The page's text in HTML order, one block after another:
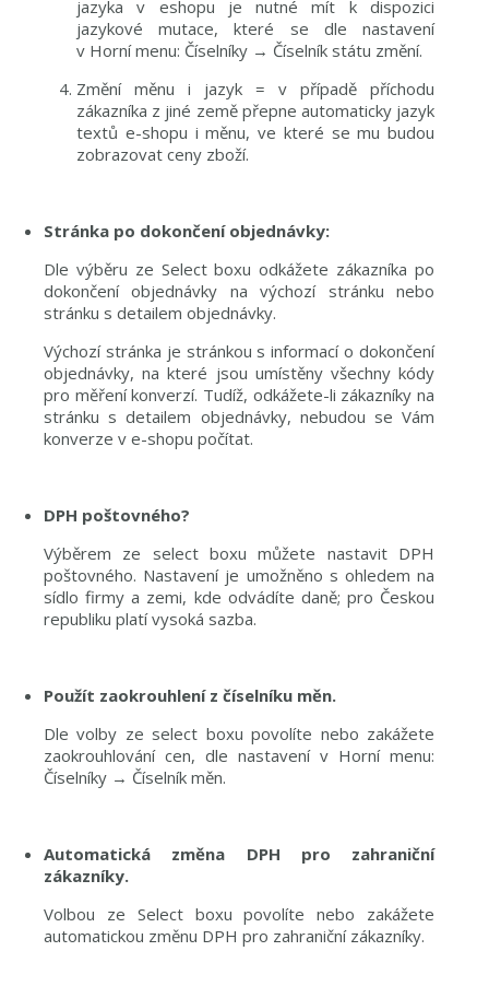
jazyka v eshopu je nutné mít k dispozici
jazykové mutace, které se dle nastavení
v Horní menu: Číselníky → Číselník státu změní.
Změní měnu i jazyk = v případě příchodu
zákazníka z jiné země přepne automaticky jazyk
textů e-shopu i měnu, ve které se mu budou
zobrazovat ceny zboží.
Stránka po dokončení objednávky:
Dle výběru ze Select boxu odkážete zákazníka po
dokončení objednávky na výchozí stránku nebo
stránku s detailem objednávky.
Výchozí stránka je stránkou s informací o dokončení
objednávky, na které jsou umístěny všechny kódy
pro měření konverzí. Tudíž, odkážete-li zákazníky na
stránku s detailem objednávky, nebudou se Vám
konverze v e-shopu počítat.
DPH poštovného?
Výběrem ze select boxu můžete nastavit DPH
poštovného. Nastavení je umožněno s ohledem na
sídlo firmy a zemi, kde odvádíte daně; pro Českou
republiku platí vysoká sazba.
Použít zaokrouhlení z číselníku měn.
Dle volby ze select boxu povolíte nebo zakážete
zaokrouhlování cen, dle nastavení v Horní menu:
Číselníky → Číselník měn.
Automatická změna DPH pro zahraniční
zákazníky.
Volbou ze Select boxu povolíte nebo zakážete
automatickou změnu DPH pro zahraniční zákazníky.